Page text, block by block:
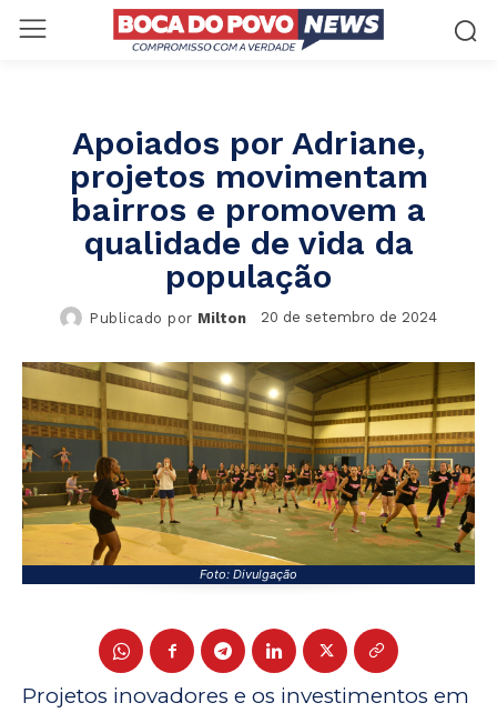
Apoiados por Adriane,
projetos movimentam
bairros e promovem a
qualidade de vida da
população
Publicado por Milton 20 de setembro de 2024
Foto: Divulgação
Projetos inovadores e os investimentos em